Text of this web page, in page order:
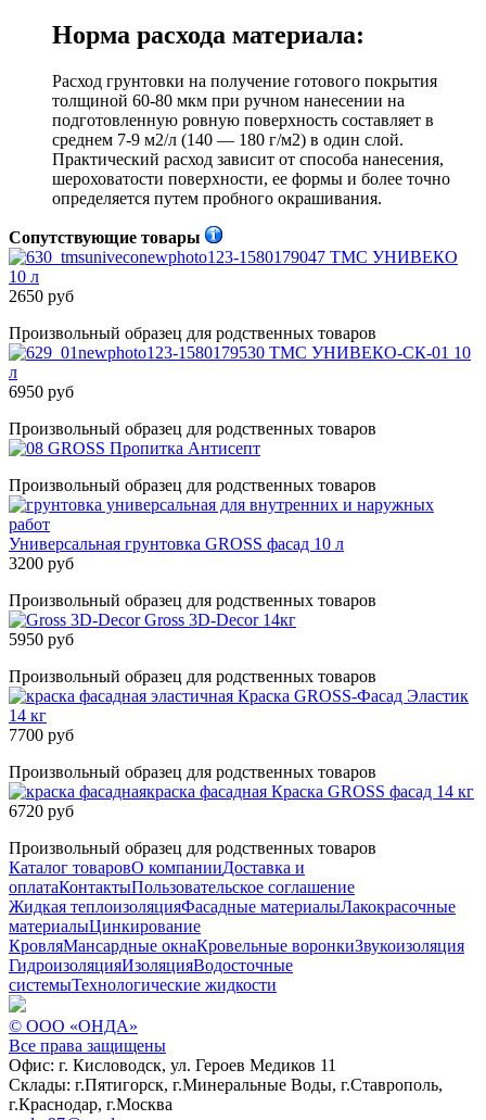
Норма расхода материала:
Расход грунтовки на получение готового покрытия
толщиной 60-80 мкм при ручном нанесении на
подготовленную ровную поверхность составляет в
среднем 7-9 м2/л (140 — 180 г/м2) в один слой.
Практический расход зависит от способа нанесения,
шероховатости поверхности, ее формы и более точно
определяется путем пробного окрашивания.
Сопутствующие товары
ТМС УНИВЕКО
10 л
2650 руб
Произвольный образец для родственных товаров
ТМС УНИВЕКО-СК-01 10
л
6950 руб
Произвольный образец для родственных товаров
GROSS Пропитка Антисепт
Произвольный образец для родственных товаров
Универсальная грунтовка GROSS фасад 10 л
3200 руб
Произвольный образец для родственных товаров
Gross 3D-Decor 14кг
5950 руб
Произвольный образец для родственных товаров
Краска GROSS-Фасад Эластик
14 кг
7700 руб
Произвольный образец для родственных товаров
краска фасадная Краска GROSS фасад 14 кг
6720 руб
Произвольный образец для родственных товаров
Каталог товаровО компанииДоставка и
оплатаКонтактыПользовательское соглашение
Жидкая теплоизоляцияФасадные материалыЛакокрасочные
материалыЦинкирование
КровляМансардные окнаКровельные воронкиЗвукоизоляция
ГидроизоляцияИзоляцияВодосточные
системыТехнологические жидкости
© ООО «ОНДА»
Все права защищены
Офис: г. Кисловодск, ул. Героев Медиков 11
Склады: г.Пятигорск, г.Минеральные Воды, г.Ставрополь,
г.Краснодар, г.Москва